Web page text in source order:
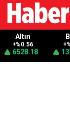
Altın
+%0.56
6528.18